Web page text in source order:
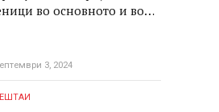
во основното и во
3, 2024